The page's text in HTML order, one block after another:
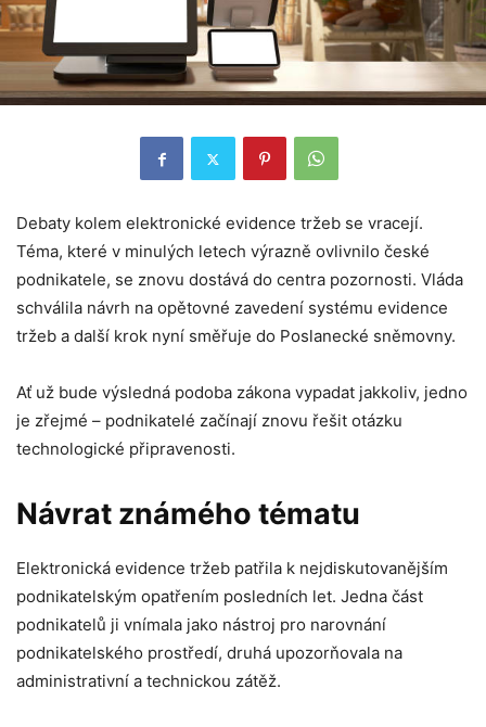
Debaty kolem elektronické evidence tržeb se vracejí.
Téma, které v minulých letech výrazně ovlivnilo české
podnikatele, se znovu dostává do centra pozornosti. Vláda
schválila návrh na opětovné zavedení systému evidence
tržeb a další krok nyní směřuje do Poslanecké sněmovny.
Ať už bude výsledná podoba zákona vypadat jakkoliv, jedno
je zřejmé – podnikatelé začínají znovu řešit otázku
technologické připravenosti.
Návrat známého tématu
Elektronická evidence tržeb patřila k nejdiskutovanějším
podnikatelským opatřením posledních let. Jedna část
podnikatelů ji vnímala jako nástroj pro narovnání
podnikatelského prostředí, druhá upozorňovala na
administrativní a technickou zátěž.